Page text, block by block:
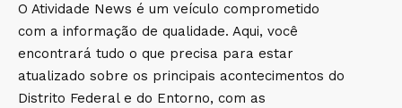
O Atividade News é um veículo comprometido
com a informação de qualidade. Aqui, você
encontrará tudo o que precisa para estar
atualizado sobre os principais acontecimentos do
Distrito Federal e do Entorno, com as